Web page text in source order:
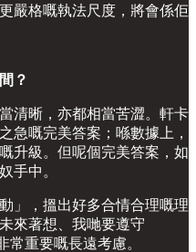
嚴格嘅執法尺度，將會係佢
？
清晰，亦都相當苦澀。軒卡
急嘅完美答案；喺數據上，
升級。但呢個完美答案，如
手中。
」，搵出好多合情合理嘅理
來著想、我哋要遵守
常重要嘅長遠考慮。